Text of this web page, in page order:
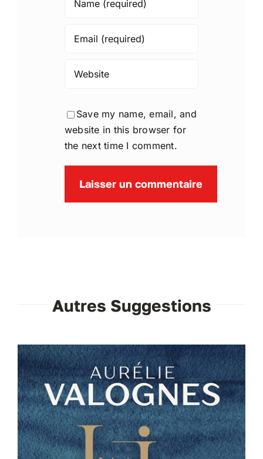
Save my name, email, and
website in this browser for
the next time I comment.
Autres Suggestions